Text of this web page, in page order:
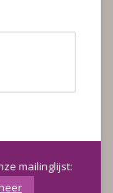
mailinglijst: